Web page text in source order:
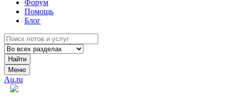
Форум
Помощь
Блог
Найти
Меню
Au.ru